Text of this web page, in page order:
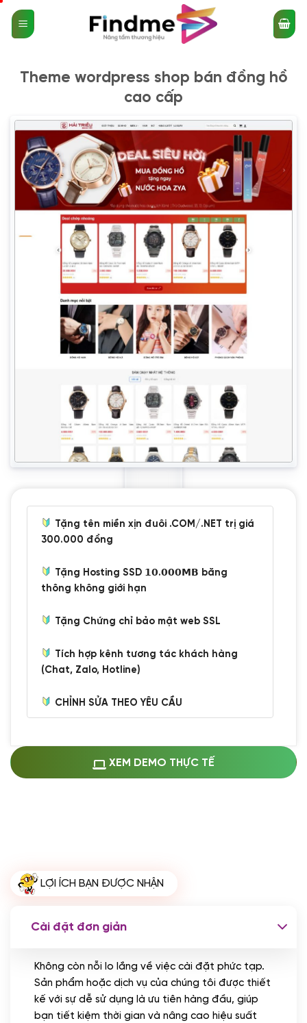
qua
nội
Theme wordpress shop bán đồng hồ
cao cấp
Tặng tên miền xịn đuôi .COM/.NET trị giá
300.000 đồng
Tặng Hosting SSD 𝟭𝟬.𝟬𝟬𝟬𝗠𝗕 băng
thông không giới hạn
Tặng Chứng chỉ bảo mật web SSL
Tích hợp kênh tương tác khách hàng
(Chat, Zalo, Hotline)
CHỈNH SỬA THEO YÊU CẦU
Thay logo + thông tin doanh nghiệp
(+100.000 VND)
(+200.000 VND)
CÀI ĐẶT PLUGINS
Cài đặt plugin theo yêu cầu
(+100.000 VND)
XEM DEMO THỰC TẾ
LỢI ÍCH BẠN ĐƯỢC NHẬN
Cài đặt đơn giản
Không còn nỗi lo lắng về việc cài đặt phức tạp.
Sản phẩm hoặc dịch vụ của chúng tôi được thiết
kế với sự dễ sử dụng là ưu tiên hàng đầu, giúp
bạn tiết kiệm thời gian và nâng cao hiệu suất